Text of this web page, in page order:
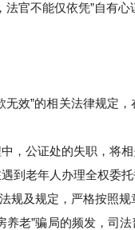
法官不能仅依凭”自有
无效”的相关法律规定
，公证处的失职，将
到老年人办理全权委
规及规定，严格按照规
养老”骗局的频发，司